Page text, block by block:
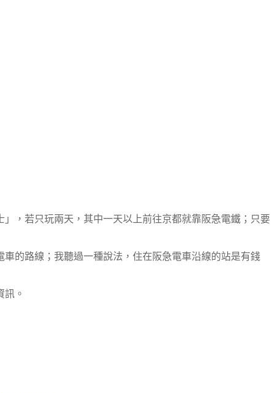
，若只玩兩天，其中一天以上前往京都就靠阪急電鐵；只要
的路線；我聽過一種說法，住在阪急電車沿線的站是有錢
訊。